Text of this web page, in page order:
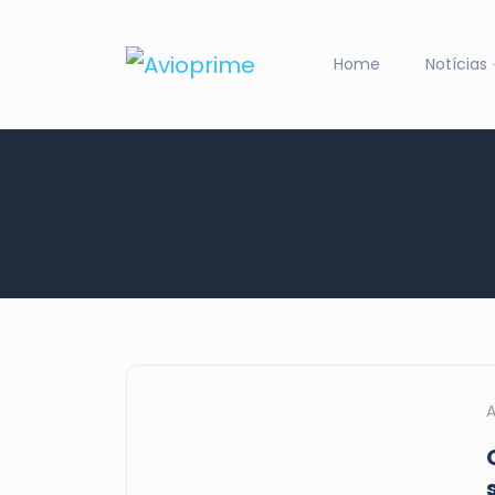
Home Notícias